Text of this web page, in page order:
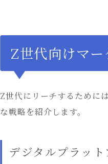
Z世代向けマ
Z世代にリーチするために
な戦略を紹介します。
デジタルプラッ